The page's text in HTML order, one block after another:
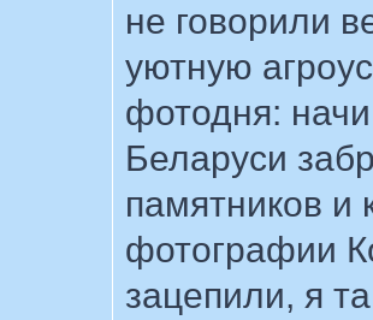
не говорили
уютную
фотодня:
Беларуси
памятников и
фотографии
зацепили, я